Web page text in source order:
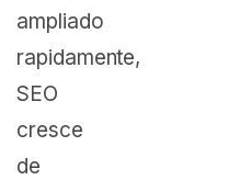
ampliado
rapidamente,
SEO
cresce
de